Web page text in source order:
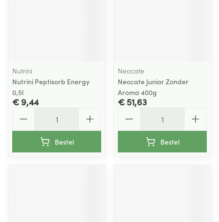
Nutrini
Nutrini Peptisorb Energy
0,5l
€ 9,44
Bestel
Neocate
Neocate Junior Zonder
Aroma 400g
€ 51,63
Bestel